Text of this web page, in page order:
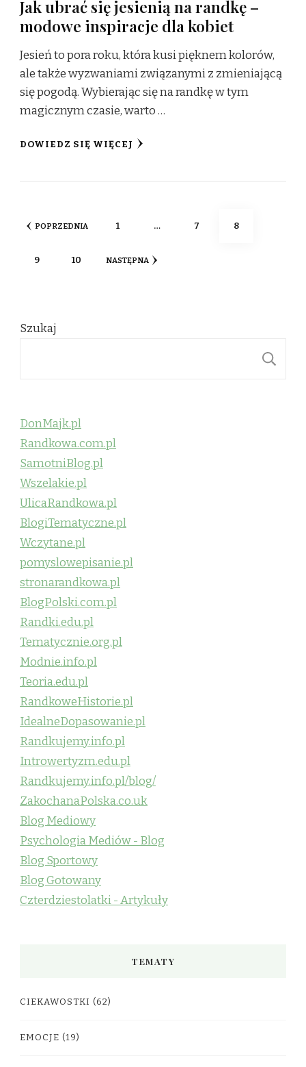
Jak ubrać się jesienią na randkę –
modowe inspiracje dla kobiet
Jesień to pora roku, która kusi pięknem kolorów,
ale także wyzwaniami związanymi z zmieniającą
się pogodą. Wybierając się na randkę w tym
magicznym czasie, warto …
DOWIEDZ SIĘ WIĘCEJ
Stronicowanie
POPRZEDNIA STRONA
1 … STRONA
7 STRONA
8
STRONA
9 STRONA
10 NASTĘPNA
Szukaj
DonMajk.pl
Randkowa.com.pl
SamotniBlog.pl
Wszelakie.pl
UlicaRandkowa.pl
BlogiTematyczne.pl
Wczytane.pl
pomyslowepisanie.pl
stronarandkowa.pl
BlogPolski.com.pl
Randki.edu.pl
Tematycznie.org.pl
Modnie.info.pl
Teoria.edu.pl
RandkoweHistorie.pl
IdealneDopasowanie.pl
Randkujemy.info.pl
Introwertyzm.edu.pl
Randkujemy.info.pl/blog/
ZakochanaPolska.co.uk
Blog Mediowy
Psychologia Mediów - Blog
Blog Sportowy
Blog Gotowany
Czterdziestolatki - Artykuły
TEMATY
CIEKAWOSTKI (62)
EMOCJE (19)